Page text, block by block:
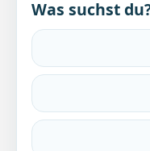
Was suchst